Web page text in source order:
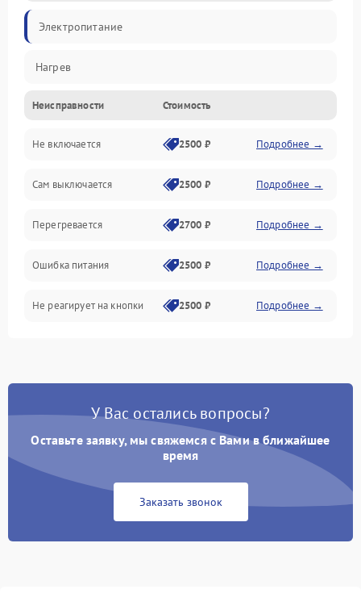
Электропитание
Нагрев
Неисправности Стоимость
Не включается 2500 ₽ Подробнее →
Сам выключается 2500 ₽ Подробнее →
Перегревается 2700 ₽ Подробнее →
Ошибка питания 2500 ₽ Подробнее →
Не реагирует на кнопки 2500 ₽ Подробнее →
У Вас остались вопросы?
Оставьте заявку, мы свяжемся с Вами в ближайшее
время
Заказать звонок